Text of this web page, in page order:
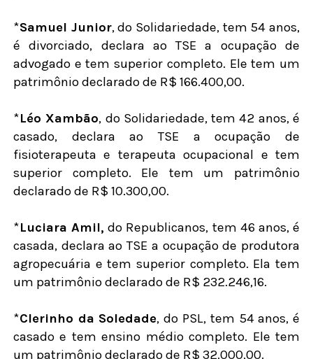
*Samuel Junior, do Solidariedade, tem 54 anos,
é divorciado, declara ao TSE a ocupação de
advogado e tem superior completo. Ele tem um
patrimônio declarado de R$ 166.400,00.
*Léo Xambão, do Solidariedade, tem 42 anos, é
casado, declara ao TSE a ocupação de
fisioterapeuta e terapeuta ocupacional e tem
superior completo. Ele tem um patrimônio
declarado de R$ 10.300,00.
*Luciara Amil, do Republicanos, tem 46 anos, é
casada, declara ao TSE a ocupação de produtora
agropecuária e tem superior completo. Ela tem
um patrimônio declarado de R$ 232.246,16.
*Clerinho da Soledade, do PSL, tem 54 anos, é
casado e tem ensino médio completo. Ele tem
um patrimônio declarado de R$ 32.000,00.